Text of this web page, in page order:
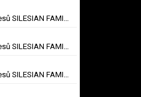
Dražba hráčských dresů SILESIAN FAMILY - #19 Dyjan Carlos de AZEVEDO
Dražba hráčských dresů SILESIAN FAMILY - #5 Adam JÁNOŠ
Dražba hráčských dresů SILESIAN FAMILY - #1 Viktor BUDÍNSKÝ